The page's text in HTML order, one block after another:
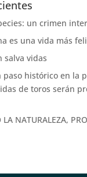
un crimen
es una vida más
salva vidas
paso histórico en la
de toros serán
LA NATURALEZA,